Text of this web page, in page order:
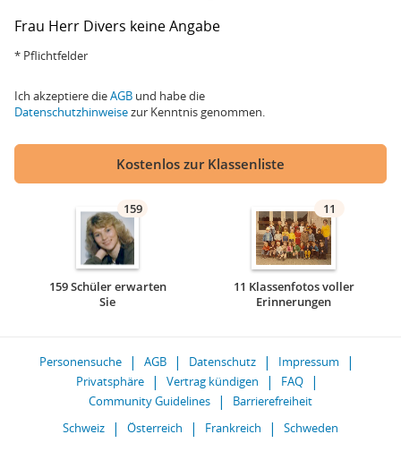
Frau Herr Divers keine Angabe
* Pflichtfelder
Ich akzeptiere dieAGB und habe die
Datenschutzhinweisezur Kenntnis genommen.
Kostenlos zur Klassenliste
159
159 Schüler erwarten
Sie
11
11 Klassenfotos voller
Erinnerungen
Personensuche AGB Datenschutz
Impressum
Privatsphäre
Vertrag kündigen
FAQ
Community Guidelines
Barrierefreiheit
Schweiz
Österreich Frankreich Schweden